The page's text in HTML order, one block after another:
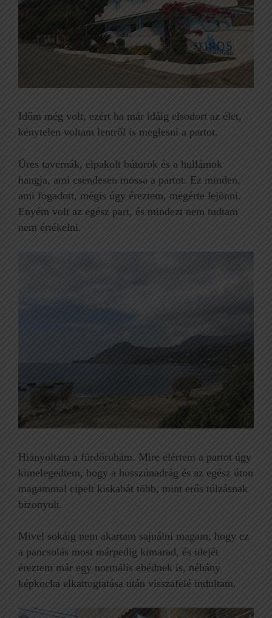
Időm még volt, ezért ha már idáig elsodort az élet,
kénytelen voltam lentről is meglesni a partot.
Üres tavernák, elpakolt bútorok és a hullámok
hangja, ami csendesen mossa a partot. Ez minden,
ami fogadott, mégis úgy éreztem, megérte lejönni.
Enyém volt az egész part, és mindezt nem tudtam
nem értékelni.
Hiányoltam a fürdőruhám. Mire elértem a partot úgy
kimelegedtem, hogy a hosszúnadrág és az egész úton
magammal cipelt kiskabát több, mint erős túlzásnak
bizonyult.
Mivel sokáig nem akartam sajnálni magam, hogy ez
a pancsolás most márpedig kimarad, és idejét
éreztem már egy normális ebédnek is, néhány
képkocka elkattogtatása után visszafelé indultam.